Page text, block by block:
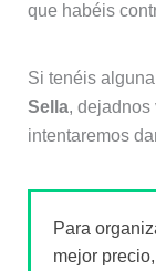
que habéis
Si tenéis alguna
Sella, dejadnos
intentaremos
Para
mejor